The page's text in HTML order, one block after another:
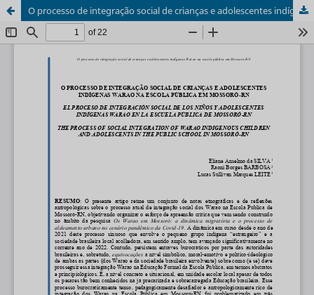
O processo de integração social de crianças e adolescentes indígenas Warao na escola pública em Mossoró-RN